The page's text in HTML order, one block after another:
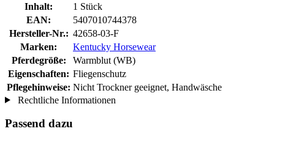
Inhalt:
1 Stück
EAN:
5407010744378
Hersteller-Nr.: 42658-03-F
Marken:
Kentucky Horsewear
Pferdegröße:
Warmblut (WB)
Eigenschaften: Fliegenschutz
Pflegehinweise: Nicht Trockner geeignet, Handwäsche
Rechtliche Informationen
Passend dazu